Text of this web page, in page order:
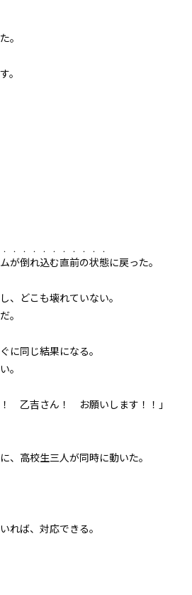
。
。
が
・
倒れ込む直前の状態
・・・・・・・・・
に戻った。
、どこも壊れていない。
。
に同じ結果になる。
。
乙吉さん！ お願いします！！」
、高校生三人が同時に動いた。
れば、対応できる。